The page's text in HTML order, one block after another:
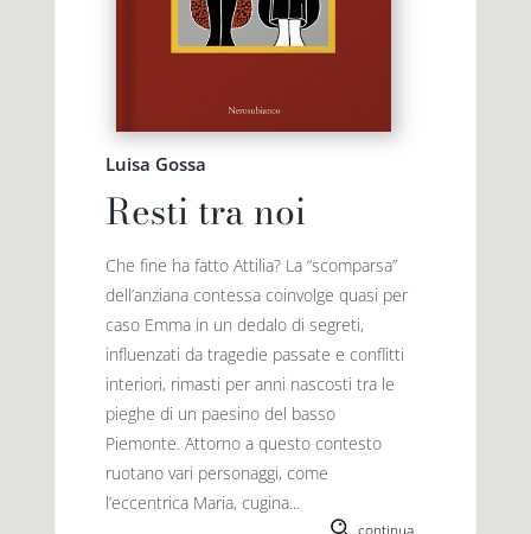
Luisa Gossa
Resti tra noi
Che fine ha fatto Attilia? La “scomparsa”
dell’anziana contessa coinvolge quasi per
caso Emma in un dedalo di segreti,
influenzati da tragedie passate e conflitti
interiori, rimasti per anni nascosti tra le
pieghe di un paesino del basso
Piemonte. Attorno a questo conte­sto
ruotano vari personaggi, come
l’eccentrica Maria, cugina...
continua